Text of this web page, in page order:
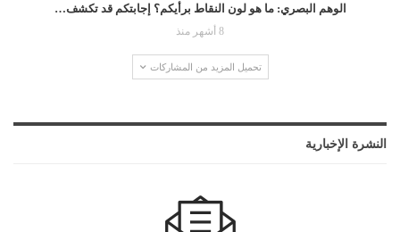
الوهم البصري: ما هو لون النقاط برأيكم؟ إجابتكم قد تكشف…
8 أشهر منذ
تحميل المزيد من المشاركات
النشرة الإخبارية